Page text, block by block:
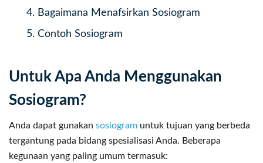
4. Bagaimana Menafsirkan Sosiogram
5. Contoh Sosiogram
Untuk Apa Anda Menggunakan
Sosiogram?
Anda dapat gunakan sosiogram untuk tujuan yang berbeda
tergantung pada bidang spesialisasi Anda. Beberapa
kegunaan yang paling umum termasuk: